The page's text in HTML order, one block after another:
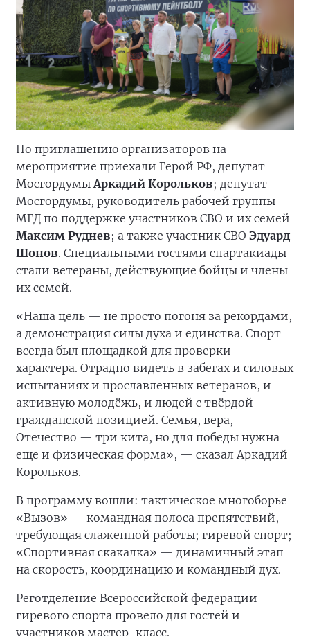
По приглашению организаторов на
мероприятие приехали Герой РФ, депутат
МосгордумыАркадий Корольков; депутат
Мосгордумы, руководитель рабочей группы
МГД по поддержке участников СВО и их семей
Максим Руднев; а также участник СВО Эдуард
Шонов. Специальными гостями спартакиады
стали ветераны, действующие бойцы и члены
их семей.
«Наша цель — не просто погоня за рекордами,
а демонстрация силы духа и единства. Спорт
всегда был площадкой для проверки
характера. Отрадно видеть в забегах и силовых
испытаниях и прославленных ветеранов, и
активную молодёжь, и людей с твёрдой
гражданской позицией. Семья, вера,
Отечество — три кита, но для победы нужна
еще и физическая форма», — сказал Аркадий
Корольков.
В программу вошли: тактическое многоборье
«Вызов» — командная полоса препятствий,
требующая слаженной работы; гиревой спорт;
«Спортивная скакалка» — динамичный этап
на скорость, координацию и командный дух.
Реготделение Всероссийской федерации
гиревого спорта провело для гостей и
участников мастер-класс.